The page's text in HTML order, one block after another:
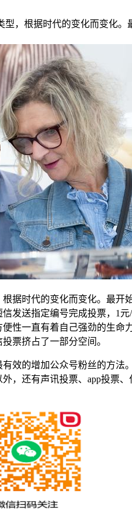
，根据时代的变化而变化
据时代的变化而变化。最
发送指定编号完成投票，1
性一直有着自己强劲的生
票挤占了一部分空间。
效的增加公众号粉丝的方
还有声讯投票、app投票